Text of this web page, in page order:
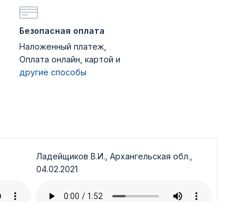
Безопасная оплата
Наложенный платеж,
Оплата онлайн, картой и
другие способы
Ладейщиков В.И., Архангельская обл.,
04.02.2021